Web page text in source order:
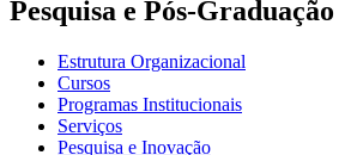
Pesquisa e Pós-Graduação
Estrutura Organizacional
Cursos
Programas Institucionais
Serviços
Pesquisa e Inovação